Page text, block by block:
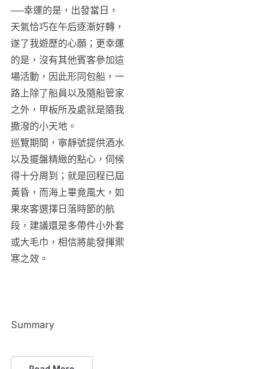
──幸運的是，出發當日，
天氣恰巧在午后逐漸好轉，
遂了我遊歷的心願；更幸運
的是，沒有其他賓客參加這
場活動，因此形同包船，一
路上除了船員以及隨船管家
之外，甲板所及處就是隨我
撒潑的小天地。
巡覽期間，寧靜號提供酒水
以及擺盤精緻的點心，伺候
得十分周到；就是回程已屆
黃昏，而海上畢竟風大，如
果來客選擇日落時節的航
段，建議還是多帶件小外套
或大毛巾，相信將能發揮禦
寒之效。
Summary